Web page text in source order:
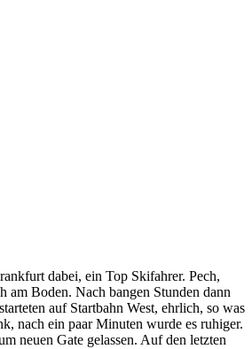
dabei, ein Top Skifahrer. Pech,
am Boden. Nach bangen Stunden dann
auf Startbahn West, ehrlich, so was
nach ein paar Minuten wurde es ruhiger.
neuen Gate gelassen. Auf den letzten